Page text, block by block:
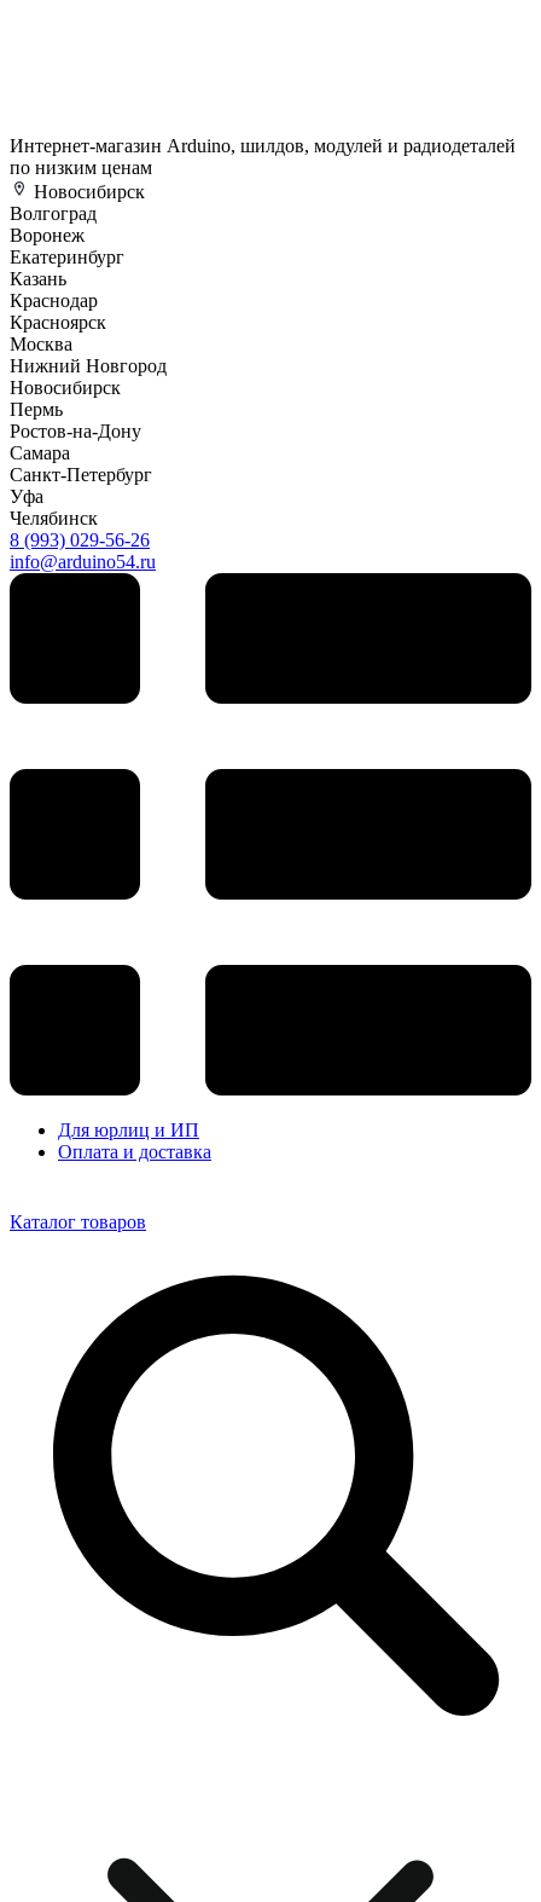
Интернет-магазин Arduino, шилдов, модулей и радиодеталей
по низким ценам
Новосибирск
Волгоград
Воронеж
Екатеринбург
Казань
Краснодар
Красноярск
Москва
Нижний Новгород
Новосибирск
Пермь
Ростов-на-Дону
Самара
Санкт-Петербург
Уфа
Челябинск
8 (993) 029-56-26
info@arduino54.ru
Для юрлиц и ИП
Оплата и доставка
Каталог товаров